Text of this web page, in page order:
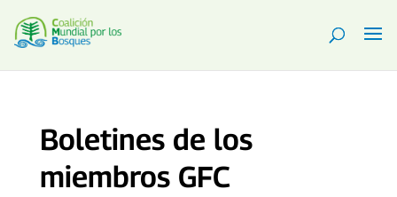
Boletines de los
miembros GFC